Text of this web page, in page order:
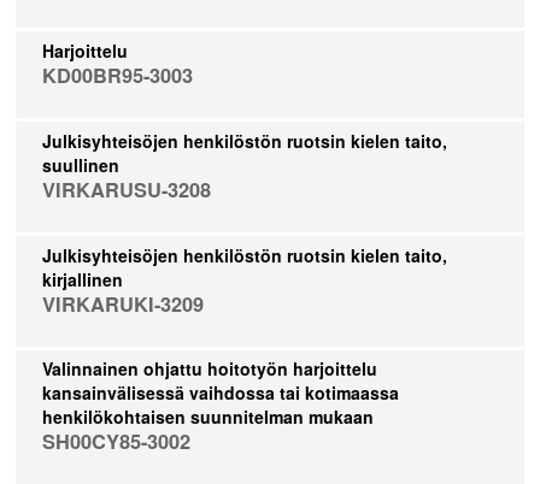
Harjoittelu
KD00BR95-3003
Julkisyhteisöjen henkilöstön ruotsin kielen taito,
suullinen
VIRKARUSU-3208
Julkisyhteisöjen henkilöstön ruotsin kielen taito,
kirjallinen
VIRKARUKI-3209
Valinnainen ohjattu hoitotyön harjoittelu
kansainvälisessä vaihdossa tai kotimaassa
henkilökohtaisen suunnitelman mukaan
SH00CY85-3002